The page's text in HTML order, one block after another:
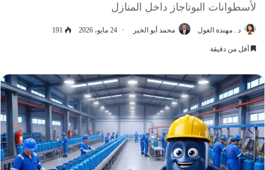
لأسطوانات البوتاجاز داخل المنازل
د . مهندة الغول محمد أبو الخير 24 مايو، 2026 191
أقل من دقيقة